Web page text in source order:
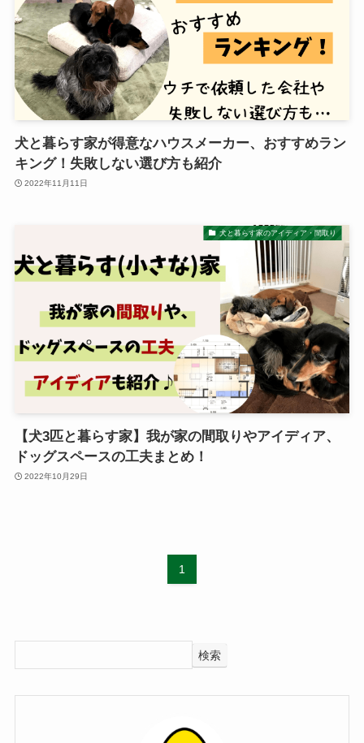
犬と暮らす家が得意なハウスメーカー、おすすめラン
キング！失敗しない選び方も紹介
2022年11月11日
犬と暮らす家のアイディア・間取り
【犬3匹と暮らす家】我が家の間取りやアイディア、
ドッグスペースの工夫まとめ！
2022年10月29日
1
検索